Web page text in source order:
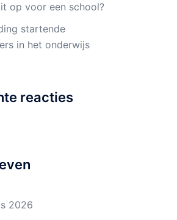
op voor een school?
startende
in het onderwijs
reacties
2026